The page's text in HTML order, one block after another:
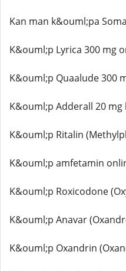
Kan man k&ouml;pa
K&ouml;p Lyrica 300 mg
K&ouml;p Quaalude 300
K&ouml;p Adderall 20
K&ouml;p Ritalin
K&ouml;p amfetamin
K&ouml;p Roxicodone
K&ouml;p Anavar
K&ouml;p Oxandrin